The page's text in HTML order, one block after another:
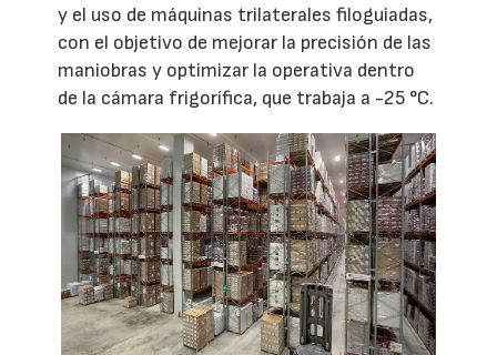
y el uso de máquinas trilaterales filoguiadas,
con el objetivo de mejorar la precisión de las
maniobras y optimizar la operativa dentro
de la cámara frigorífica, que trabaja a -25 °C.